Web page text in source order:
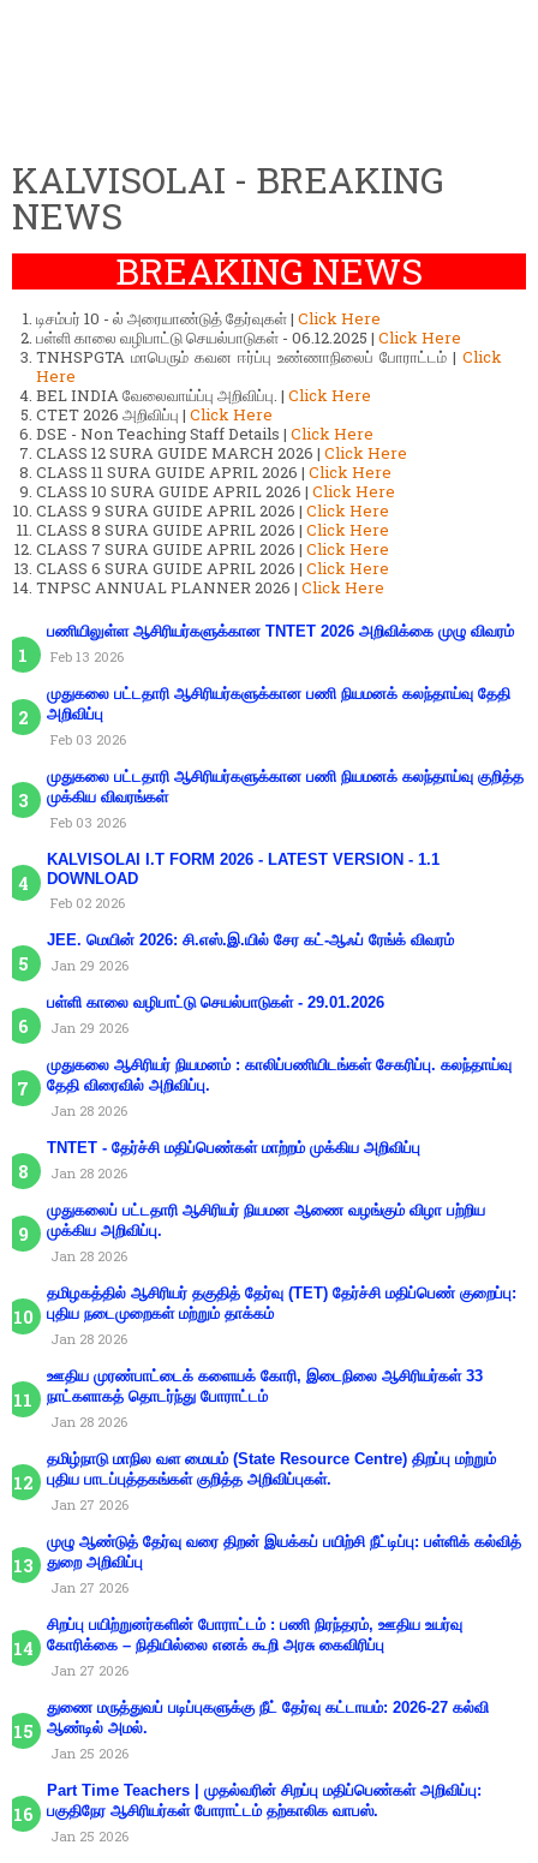
KALVISOLAI - BREAKING
NEWS
BREAKING NEWS
டிசம்பர் 10 - ல் அரையாண்டுத் தேர்வுகள் | Click Here
பள்ளி காலை வழிபாட்டு செயல்பாடுகள் - 06.12.2025 | Click Here
TNHSPGTA மாபெரும் கவன ஈர்ப்பு உண்ணாநிலைப் போராட்டம் | Click
Here
BEL INDIA வேலைவாய்ப்பு அறிவிப்பு. | Click Here
CTET 2026 அறிவிப்பு | Click Here
DSE - Non Teaching Staff Details | Click Here
CLASS 12 SURA GUIDE MARCH 2026 | Click Here
CLASS 11 SURA GUIDE APRIL 2026 | Click Here
CLASS 10 SURA GUIDE APRIL 2026 | Click Here
CLASS 9 SURA GUIDE APRIL 2026 | Click Here
CLASS 8 SURA GUIDE APRIL 2026 | Click Here
CLASS 7 SURA GUIDE APRIL 2026 | Click Here
CLASS 6 SURA GUIDE APRIL 2026 | Click Here
TNPSC ANNUAL PLANNER 2026 | Click Here
பணியிலுள்ள ஆசிரியர்களுக்கான TNTET 2026 அறிவிக்கை முழு விவரம்
Feb 13 2026
முதுகலை பட்டதாரி ஆசிரியர்களுக்கான பணி நியமனக் கலந்தாய்வு தேதி
அறிவிப்பு
Feb 03 2026
முதுகலை பட்டதாரி ஆசிரியர்களுக்கான பணி நியமனக் கலந்தாய்வு குறித்த
முக்கிய விவரங்கள்
Feb 03 2026
KALVISOLAI I.T FORM 2026 - LATEST VERSION - 1.1
DOWNLOAD
Feb 02 2026
JEE. மெயின் 2026: சி.எஸ்.இ.யில் சேர கட்-ஆஃப் ரேங்க் விவரம்
Jan 29 2026
பள்ளி காலை வழிபாட்டு செயல்பாடுகள் - 29.01.2026
Jan 29 2026
முதுகலை ஆசிரியர் நியமனம் : காலிப்பணியிடங்கள் சேகரிப்பு. கலந்தாய்வு
தேதி விரைவில் அறிவிப்பு.
Jan 28 2026
TNTET - தேர்ச்சி மதிப்பெண்கள் மாற்றம் முக்கிய அறிவிப்பு
Jan 28 2026
முதுகலைப் பட்டதாரி ஆசிரியர் நியமன ஆணை வழங்கும் விழா பற்றிய
முக்கிய அறிவிப்பு.
Jan 28 2026
தமிழகத்தில் ஆசிரியர் தகுதித் தேர்வு (TET) தேர்ச்சி மதிப்பெண் குறைப்பு:
புதிய நடைமுறைகள் மற்றும் தாக்கம்
Jan 28 2026
ஊதிய முரண்பாட்டைக் களையக் கோரி, இடைநிலை ஆசிரியர்கள் 33
நாட்களாகத் தொடர்ந்து போராட்டம்
Jan 28 2026
தமிழ்நாடு மாநில வள மையம் (State Resource Centre) திறப்பு மற்றும்
புதிய பாடப்புத்தகங்கள் குறித்த அறிவிப்புகள்.
Jan 27 2026
முழு ஆண்டுத் தேர்வு வரை திறன் இயக்கப் பயிற்சி நீட்டிப்பு: பள்ளிக் கல்வித்
துறை அறிவிப்பு
Jan 27 2026
சிறப்பு பயிற்றுனர்களின் போராட்டம் : பணி நிரந்தரம், ஊதிய உயர்வு
கோரிக்கை – நிதியில்லை எனக் கூறி அரசு கைவிரிப்பு
Jan 27 2026
துணை மருத்துவப் படிப்புகளுக்கு நீட் தேர்வு கட்டாயம்: 2026-27 கல்வி
ஆண்டில் அமல்.
Jan 25 2026
Part Time Teachers | முதல்வரின் சிறப்பு மதிப்பெண்கள் அறிவிப்பு:
பகுதிநேர ஆசிரியர்கள் போராட்டம் தற்காலிக வாபஸ்.
Jan 25 2026